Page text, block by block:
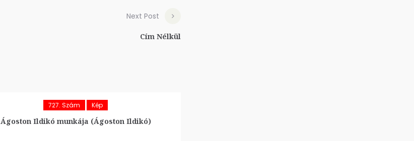
Next Post
Cím Nélkül
727. Szám Kép
Ágoston Ildikó munkája (Ágoston Ildikó)